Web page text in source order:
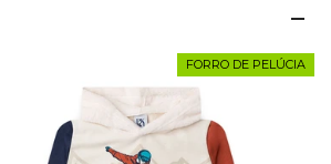
FORRO DE PELÚCIA